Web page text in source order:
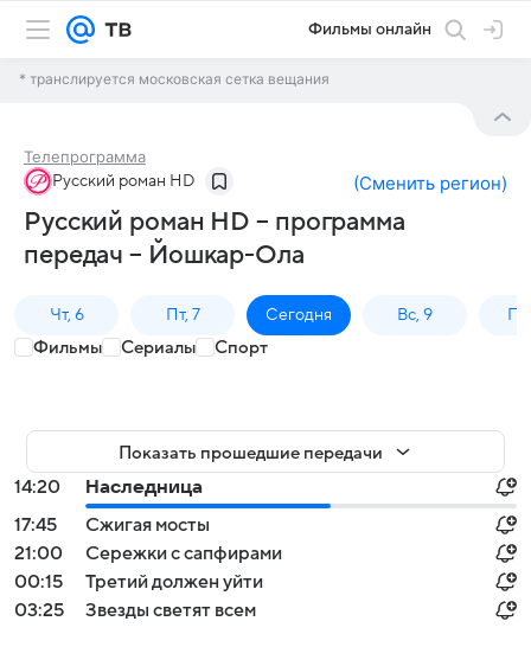
Фильмы онлайн
* транслируется московская сетка вещания
Телепрограмма
Русский роман HD (Сменить регион)
Русский роман HD – программа
передач – Йошкар-Ола
Чт, 6 Пт, 7 Сегодня Вс, 9
Фильмы Сериалы Спорт
Показать прошедшие передачи
14:20
Наследница
17:45
Сжигая мосты
21:00
Сережки с сапфирами
00:15
Третий должен уйти
03:25
Звезды светят всем